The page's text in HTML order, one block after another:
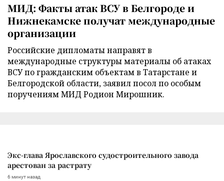
МИД: Факты атак ВСУ в Белгороде и
Нижнекамске получат международные
организации
Российские дипломаты направят в
международные структуры материалы об атаках
ВСУ по гражданским объектам в Татарстане и
Белгородской области, заявил посол по особым
поручениям МИД Родион Мирошник.
Экс-глава Ярославского судостроительного завода
арестован за растрату
6 минут назад